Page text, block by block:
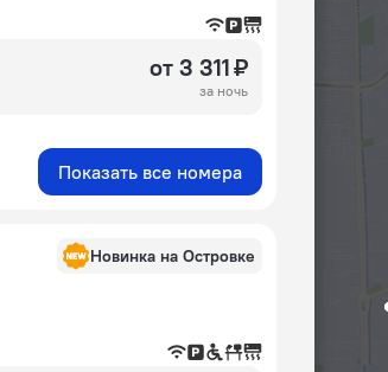
от 3 311 ₽
за ночь
Показать все номера
Новинка на Островке